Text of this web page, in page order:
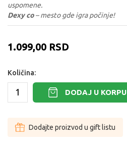
uspomene.
Dexy co– mesto gde igra počinje!
1.099,00 RSD
Količina:
DODAJ U KORPU
Dodajte proizvod u gift listu